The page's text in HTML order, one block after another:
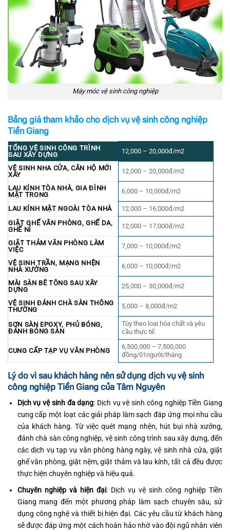
Máy móc vệ sinh công nghiệp
Bảng giá tham khảo cho dịch vụ vệ sinh công nghiệp
Tiền Giang
TỔNG VỆ SINH CÔNG TRÌNH
SAU XÂY DỰNG
12,000 – 20,000đ/m2
VỆ SINH NHA CỬA, CĂN HỘ MỚI
XÂY
12,000 – 20,000đ/m2
LAU KÍNH TÒA NHÀ, GIA ĐÌNH
MẶT TRONG
6,000 – 10,000đ/m2
LAU KÍNH MẶT NGOÀI TÒA NHÀ
12,000 – 16,000đ/m2
GIẶT GHẾ VĂN PHÒNG, GHẾ DA,
GHẾ NỈ
12,000 – 17,000đ/m2
GIẶT THẢM VĂN PHÒNG LÀM
VIỆC
7,000 – 10,000đ/m2
VỆ SINH TRẦN, MẠNG NHỆN
NHÀ XƯỞNG
6,000 – 10,000đ/m2
MÀI SÀN BÊ TÔNG SAU XÂY
DỰNG
25,000 – 30,000đ/m2
VỆ SINH ĐÁNH CHÀ SÀN THÔNG
THƯỜNG
5,000 – 8,000đ/m2
SƠN SÀN EPOXY, PHỦ BÓNG,
ĐÁNH BÓNG SÀN
Tùy theo loại hóa chất và yêu
cầu thực tế.
CUNG CẤP TẠP VỤ VĂN PHÒNG
6,500,000 – 7,500,000
đồng/01người/tháng
Lý do vì sau khách hàng nên sử dụng dịch vụ vệ sinh
công nghiệp Tiền Giang của Tâm Nguyên
Dịch vụ vệ sinh đa dạng: Dịch vụ vệ sinh công nghiệp Tiền Giang
cung cấp một loạt các giải pháp làm sạch đáp ứng mọi nhu cầu
của khách hàng. Từ việc quét mạng nhện, hút bụi nhà xưởng,
đánh chà sàn công nghiệp, vệ sinh công trình sau xây dựng, đến
các dịch vụ tạp vụ văn phòng hàng ngày, vệ sinh nhà cửa, giặt
ghế văn phòng, giặt nệm, giặt thảm và lau kính, tất cả đều được
thực hiện chuyên nghiệp và hiệu quả.
Chuyên nghiệp và hiện đại: Dịch vụ vệ sinh công nghiệp Tiền
Giang mang đến một phương pháp làm sạch chuyên sâu, sử
dụng công nghệ và thiết bị hiện đại. Các yêu cầu từ khách hàng
sẽ được đáp ứng một cách hoàn hảo nhờ vào đội ngũ nhân viên